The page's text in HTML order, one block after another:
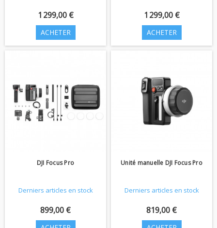
1 299,00 €
ACHETER
1 299,00 €
ACHETER
DJI Focus Pro
Derniers articles en stock
899,00 €
Unité manuelle DJI Focus Pro
Derniers articles en stock
819,00 €